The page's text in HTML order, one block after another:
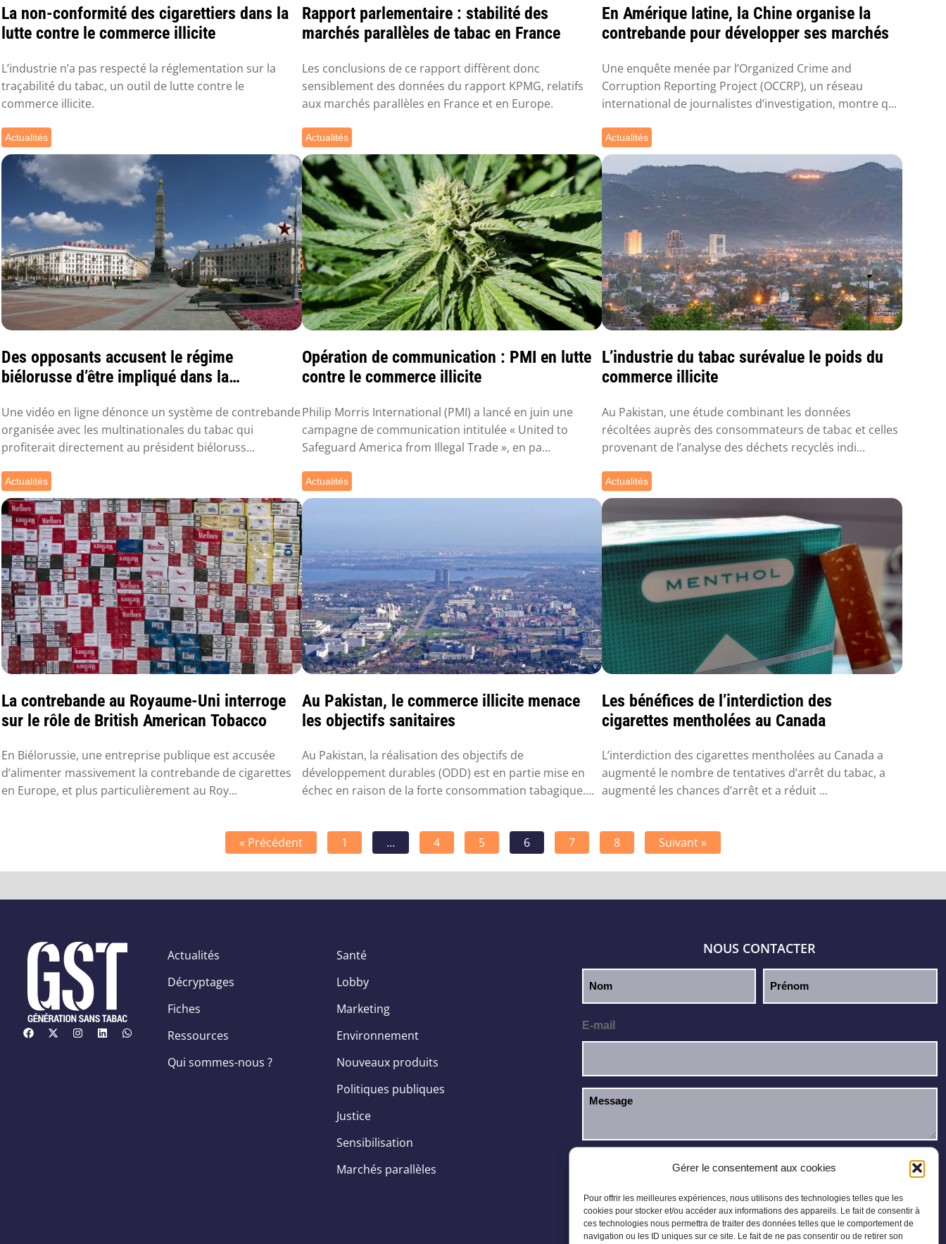
Gérer le consentement aux cookies
Pour offrir les meilleures expériences, nous utilisons des technologies telles que les
cookies pour stocker et/ou accéder aux informations des appareils. Le fait de consentir à
ces technologies nous permettra de traiter des données telles que le comportement de
navigation ou les ID uniques sur ce site. Le fait de ne pas consentir ou de retirer son
La non-conformité des cigarettiers dans la
lutte contre le commerce illicite
L’industrie n’a pas respecté la réglementation sur la
traçabilité du tabac, un outil de lutte contre le
commerce illicite.
Rapport parlementaire : stabilité des
marchés parallèles de tabac en France
Les conclusions de ce rapport diffèrent donc
sensiblement des données du rapport KPMG, relatifs
aux marchés parallèles en France et en Europe.
En Amérique latine, la Chine organise la
contrebande pour développer ses marchés
Une enquête menée par l’Organized Crime and
Corruption Reporting Project (OCCRP), un réseau
international de journalistes d’investigation, montre q...
Actualités
Des opposants accusent le régime
biélorusse d’être impliqué dans la
Une vidéo en ligne dénonce un système de contrebande
organisée avec les multinationales du tabac qui
profiterait directement au président biéloruss...
Actualités
Opération de communication : PMI en lutte
contre le commerce illicite
Philip Morris International (PMI) a lancé en juin une
campagne de communication intitulée « United to
Safeguard America from Illegal Trade », en pa...
Actualités
L’industrie du tabac surévalue le poids du
commerce illicite
Au Pakistan, une étude combinant les données
récoltées auprès des consommateurs de tabac et celles
provenant de l’analyse des déchets recyclés indi...
Actualités
La contrebande au Royaume-Uni interroge
sur le rôle de British American Tobacco
En Biélorussie, une entreprise publique est accusée
d’alimenter massivement la contrebande de cigarettes
en Europe, et plus particulièrement au Roy...
Actualités
Au Pakistan, le commerce illicite menace
les objectifs sanitaires
Au Pakistan, la réalisation des objectifs de
développement durables (ODD) est en partie mise en
échec en raison de la forte consommation tabagique....
Actualités
Les bénéfices de l’interdiction des
cigarettes mentholées au Canada
L’interdiction des cigarettes mentholées au Canada a
augmenté le nombre de tentatives d’arrêt du tabac, a
augmenté les chances d’arrêt et a réduit ...
« Précédent 1 … 4 5 6 7 8 Suivant »
Actualités
Décryptages
Fiches
Ressources
Qui sommes-nous ?
Santé
Lobby
Marketing
Environnement
Nouveaux produits
Politiques publiques
Justice
Sensibilisation
Marchés parallèles
NOUS CONTACTER
E-mail
J’ai lu et j’accepte lapolitique de confidentialité